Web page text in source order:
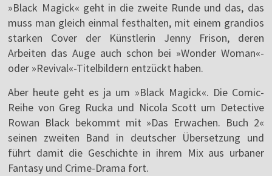
»Black Magick« geht in die zweite Runde und das, das
muss man gleich einmal festhalten, mit einem grandios
starken Cover der Künstlerin Jenny Frison, deren
Arbeiten das Auge auch schon bei »Wonder Woman«-
oder »Revival«-Titelbildern entzückt haben.
Aber heute geht es ja um »Black Magick«. Die Comic-
Reihe von Greg Rucka und Nicola Scott um Detective
Rowan Black bekommt mit »Das Erwachen. Buch 2«
seinen zweiten Band in deutscher Übersetzung und
führt damit die Geschichte in ihrem Mix aus urbaner
Fantasy und Crime-Drama fort.